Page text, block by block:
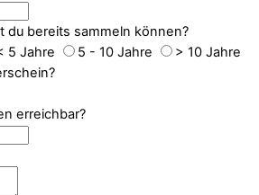
du bereits sammeln können?
5 Jahre 5 - 10 Jahre
> 10 Jahre
erreichbar?